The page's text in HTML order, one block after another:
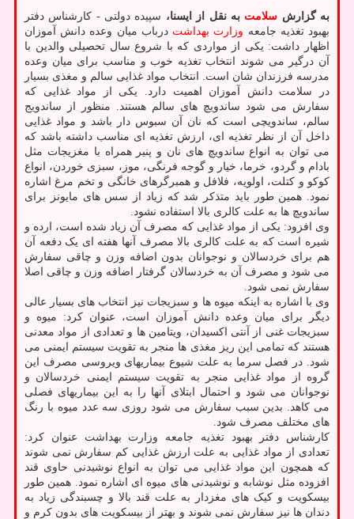
به گزارش سلامت به نقل از ایسنا، سپیده دولتی - کارشناس دفتر
بهبود تغذیه جامعه وزارت بهداشت درباب میان وعده دانش آموزان
اظهار داشت: یکی از مواردی که با شروع سال تحصیلی والدین با
آن درگیر می شوند انتخاب تغذیه خوب و مناسب برای میان وعده
مدرسه فرزندان شان است. انتخاب مواد غذایی سالم و مغذی بسیار
در سلامت دانش آموزان اهمیت دارد. یکی از مواد غذایی که
سفارش می شود ساندویچ های سالم هستند. منظور از ساندویج
سالم، ساندویچی است که نان آن سبوس دار باشد و مواد غذایی
داخل آن از نظر تغذیه ای، ارزش تغذیه ای مناسب داشته باشد که
می توان به انواع ساندویچ های نان و پنیر همراه با مغزیجات مثل
بادام و گردو، خرما، خیار و گوجه فرنگی، موز، سبزی خوردن، انواع
کوکو و کتلت، اولویه، فلافل و همبرگرهای خانگی و تخم مرغ اشاره
نمود. همین طور باید متذکر شد که زیاد از سس های مایونز برای
ساندویچ ها به علت کالری بالا استفاده نشود.
وی افزود: یکی از مواد غذایی که مصرف آن زیاد شده است، ارده و
شیره است که به علت کالری بالا مصرف آنها هفته ای یک دفعه آن
هم برای خردسالان و نوجوانان بدون اضافه وزن و چاقی سفارش
می شود و مصرف آن به خردسالان گرفتار اضافه وزن و چاقی اصلا
سفارش نمی شود.
وی با اشاره به اینکه میوه ها و سبزیجات نیز انتخاب های بسیار عالی
دیگر برای میان وعده دانش آموزان است، عنوان کرد: میوه و
سبزیجات غنی از آنتی اکسیدان، ویتامین ها و تعدادی از مواد معدنی
هستند که تمامی این ریز مغذی ها منجر به تقویت سیستم ایمنی می
شود. در فصل سرما به علت شیوع بیماریهای ویروسی مصرف این
گروه از مواد غذایی منجر به تقویت سیستم ایمنی خردسالان و
نوجوانان می شود و احتمال ابتلای آنها را به این بیماریهای فصلی
می کاهد. بدین سبب سفارش می شود روزی سه عدد میوه با رنگ
های مختلف مصرف شود.
کارشناس دفتر بهبود تغذیه جامعه وزارت بهداشت عنوان کرد:
تعدادی از مواد غذایی به علت ارزش غذایی کم سفارش نمی شوند
که همچون این مواد غذایی می توان به انواع نوشیدنی حاوی قند
افزوده مثل نوشابه و نوشیدنی های میوه ای اشاره نمود. همین طور
بیسکویت و کیک های مغزدار به علت قند بالا و چسبندگی زیاد به
دندان ها نیز سفارش نمی شوند و بهتر از بیسکویت های بدون کرم و